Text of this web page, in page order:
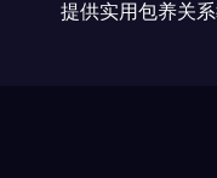
提供实用包养关